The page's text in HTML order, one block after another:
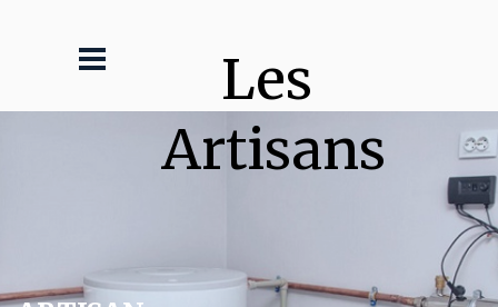
Les
Artisans